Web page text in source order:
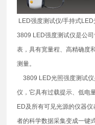
LED强度测试仪/手持式
3809 LED强度测试仪是公
表，具有宽量程、高精确度
测量。
3809 LED光照强度测试仪
仪，它具有过载提示、低电
ED及所有可见光源的仪器
者的科学数据采集变成一键